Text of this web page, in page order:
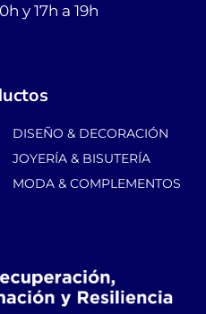
y 17h a 19h
DISEÑO & DECORACIÓN
JOYERÍA & BISUTERÍA
MODA & COMPLEMENTOS